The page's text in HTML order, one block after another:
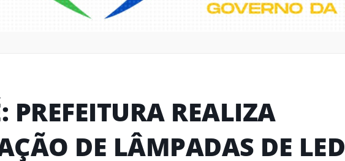
PREFEITURA REALIZA
DE LÂMPADAS DE LED